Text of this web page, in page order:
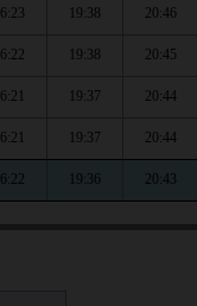
16:23 19:38 20:46
16:22 19:38 20:45
16:21 19:37 20:44
16:21 19:37 20:44
16:22 19:36 20:43